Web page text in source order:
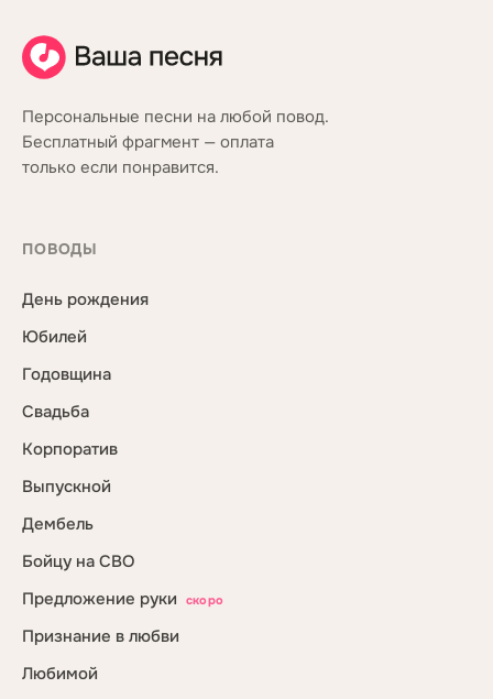
Персональные песни на любой повод.
Бесплатный фрагмент — оплата
только если понравится.
ПОВОДЫ
День рождения
Юбилей
Годовщина
Свадьба
Корпоратив
Выпускной
Дембель
Бойцу на СВО
Предложение руки
скоро
Признание в любви
Любимой